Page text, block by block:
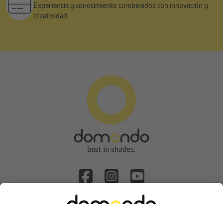
Experiencia y conocimiento combinados con innovación y
creatividad.
Solicitud de desistimiento